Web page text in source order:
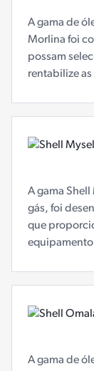
A gama de
Morlina foi
possam
rentabilize
A gama
gás, foi
que
A gama de